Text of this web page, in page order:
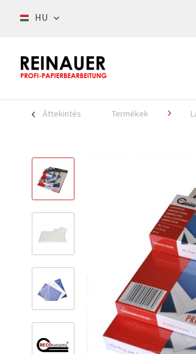
HU
Áttekintés Termékek